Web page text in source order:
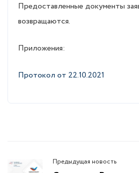
Предоставленные документы
возвращаются.
Приложения:
Протокол от 22.10.2021
Предыдущая новость